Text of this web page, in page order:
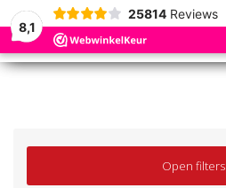
8,1
25814 Reviews
MENU
MENU
Open filters